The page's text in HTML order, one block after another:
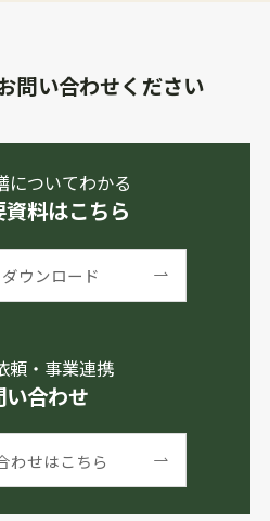
問い合わせください
についてわかる
料はこちら
ウンロード
頼・事業連携
い合わせ
わせはこちら